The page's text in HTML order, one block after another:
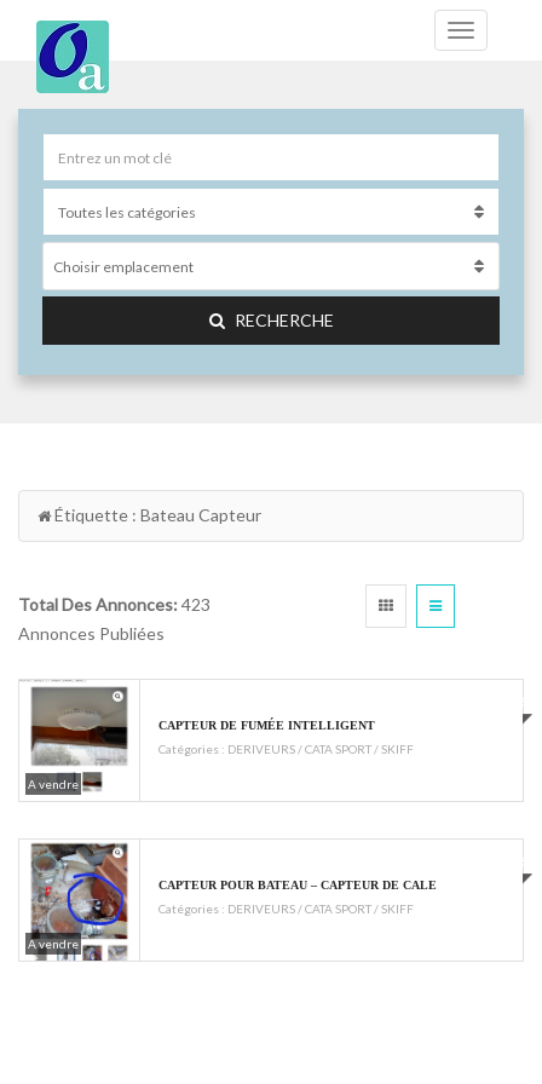
Choisir emplacement
RECHERCHE
Étiquette : Bateau Capteur
Total Des Annonces: 423
Annonces Publiées
A vendre
€55
CAPTEUR DE FUMÉE INTELLIGENT
Catégories : DERIVEURS / CATA SPORT / SKIFF
A vendre
€55
CAPTEUR POUR BATEAU – CAPTEUR DE CALE
Catégories : DERIVEURS / CATA SPORT / SKIFF